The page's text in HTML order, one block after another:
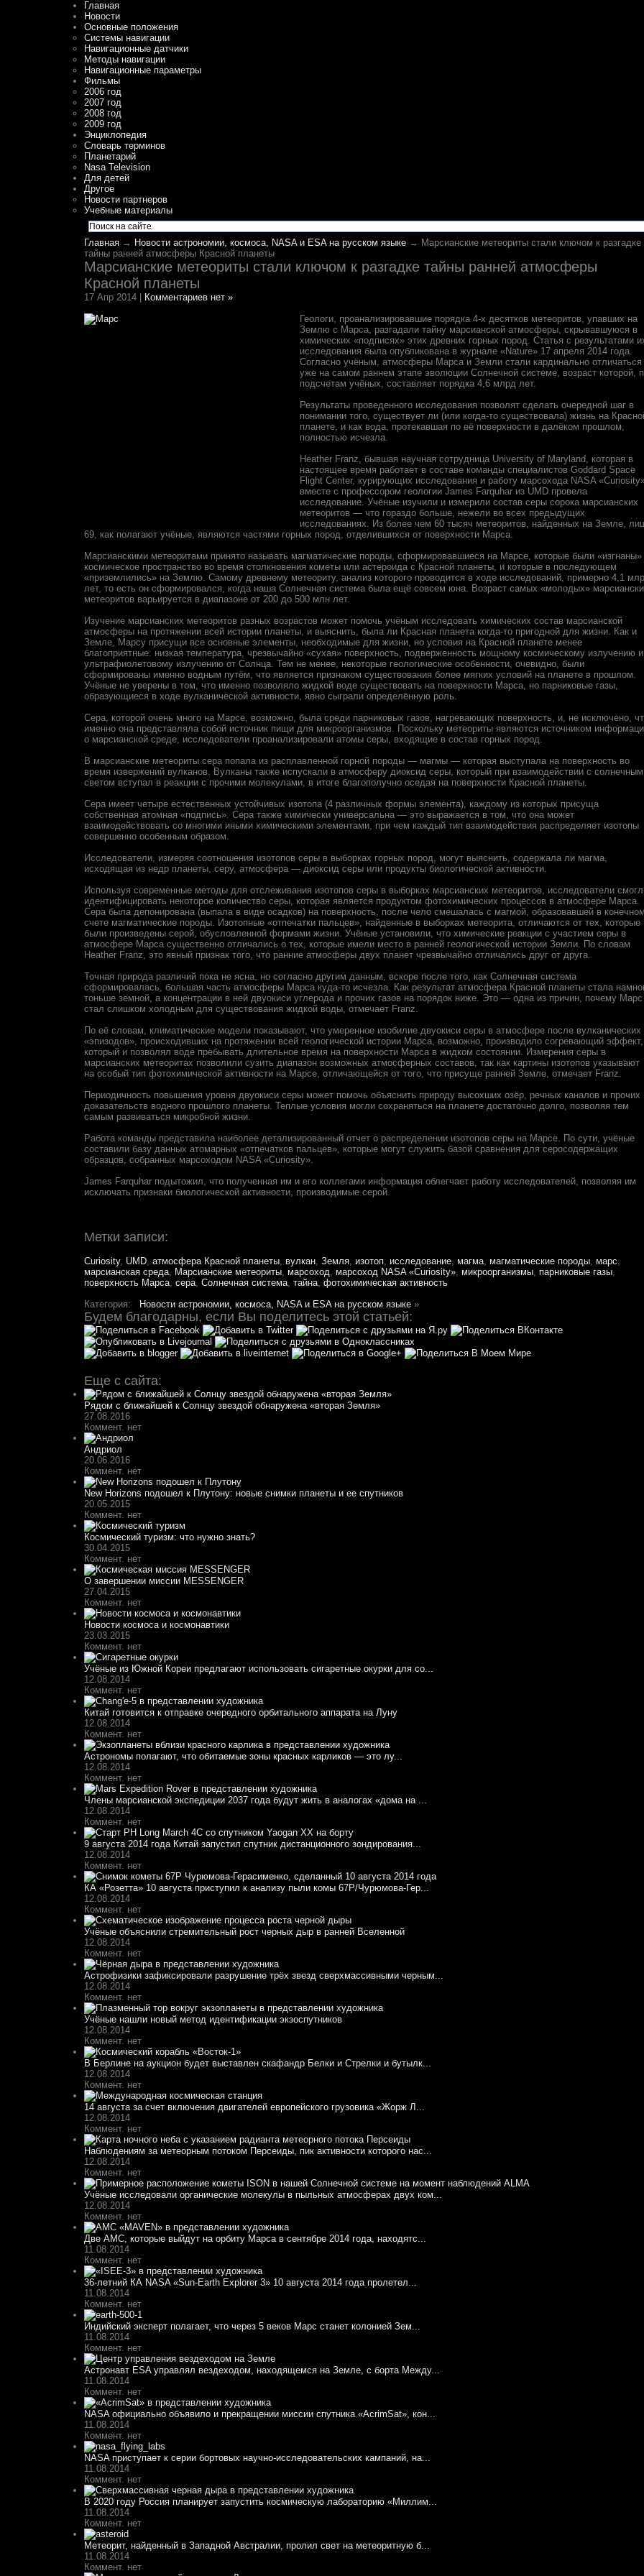
Главная
Новости
Основные положения
Системы навигации
Навигационные датчики
Методы навигации
Навигационные параметры
Фильмы
2006 год
2007 год
2008 год
2009 год
Энциклопедия
Словарь терминов
Планетарий
Nasa Television
Для детей
Другое
Новости партнеров
Учебные материалы
Главная → Новости астрономии, космоса, NASA и ESA на русском языке → Марсианские метеориты стали ключом к разгадке
тайны ранней атмосферы Красной планеты
Марсианские метеориты стали ключом к разгадке тайны ранней атмосферы
Красной планеты
17 Апр 2014 |
Комментариев нет »
Геологи, проанализировавшие порядка 4-х десятков метеоритов, упавших на
Землю с Марса, разгадали тайну марсианской атмосферы, скрывавшуюся в
химических «подписях» этих древних горных пород. Статья с результатами
исследования была опубликована в журнале «Nature» 17 апреля 2014 года.
Согласно учёным, атмосферы Марса и Земли стали кардинально отличаться
уже на самом раннем этапе эволюции Солнечной системе, возраст которой,
подсчетам учёных, составляет порядка 4,6 млрд лет.
Результаты проведенного исследования позволят сделать очередной шаг в
понимании того, существует ли (или когда-то существовала) жизнь на
планете, и как вода, протекавшая по её поверхности в далёком прошлом,
полностью исчезла.
Heather Franz, бывшая научная сотрудница University of Maryland, которая в
настоящее время работает в составе команды специалистов Goddard Space
Flight Center, курирующих исследования и работу марсохода NASA
вместе с профессором геологии James Farquhar из UMD провела
исследование. Учёные изучили и измерили состав серы сорока марсианских
метеоритов — что гораздо больше, нежели во всех предыдущих
исследованиях. Из более чем 60 тысяч метеоритов, найденных на Земле,
69, как полагают учёные, являются частями горных пород, отделившихся от поверхности Марса.
Марсианскими метеоритами принято называть магматические породы, сформировавшиеся на Марсе, которые были «изгнаны»
космическое пространство во время столкновения кометы или астероида с Красной планеты, и которые в последующем
«приземлились» на Землю. Самому древнему метеориту, анализ которого проводится в ходе исследований, примерно 4,1
лет, то есть он сформировался, когда наша Солнечная система была ещё совсем юна. Возраст самых «молодых»
метеоритов варьируется в диапазоне от 200 до 500 млн лет.
Изучение марсианских метеоритов разных возрастов может помочь учёным исследовать химических состав марсианской
атмосферы на протяжении всей истории планеты, и выяснить, была ли Красная планета когда-то пригодной для жизни. Как и
Земле, Марсу присущи все основные элементы, необходимые для жизни, но условия на Красной планете менее
благоприятные: низкая температура, чрезвычайно «сухая» поверхность, подверженность мощному космическому излучению и
ультрафиолетовому излучению от Солнца. Тем не менее, некоторые геологические особенности, очевидно, были
сформированы именно водным путём, что является признаком существования более мягких условий на планете в прошлом.
Учёные не уверены в том, что именно позволяло жидкой воде существовать на поверхности Марса, но парниковые газы,
образующиеся в ходе вулканической активности, явно сыграли определённую роль.
Сера, которой очень много на Марсе, возможно, была среди парниковых газов, нагревающих поверхность, и, не исключено,
именно она представляла собой источник пищи для микроорганизмов. Поскольку метеориты являются источником
о марсианской среде, исследователи проанализировали атомы серы, входящие в состав горных пород.
В марсианские метеориты сера попала из расплавленной горной породы — магмы — которая выступала на поверхность во
время извержений вулканов. Вулканы также испускали в атмосферу диоксид серы, который при взаимодействии с солнечным
светом вступал в реакции с прочими молекулами, в итоге благополучно оседая на поверхности Красной планеты.
Сера имеет четыре естественных устойчивых изотопа (4 различных формы элемента), каждому из которых присуща
собственная атомная «подпись». Сера также химически универсальна — это выражается в том, что она может
взаимодействовать со многими иными химическими элементами, при чем каждый тип взаимодействия распределяет изотопы
совершенно особенным образом.
Исследователи, измеряя соотношения изотопов серы в выборках горных пород, могут выяснить, содержала ли магма,
исходящая из недр планеты, серу, атмосфера — диоксид серы или продукты биологической активности.
Используя современные методы для отслеживания изотопов серы в выборках марсианских метеоритов, исследователи
идентифицировать некоторое количество серы, которая является продуктом фотохимических процессов в атмосфере Марса.
Сера была депонирована (выпала в виде осадков) на поверхность, после чело смешалась с магмой, образовавшей в
счете магматические породы. Изотопные «отпечатки пальцев», найденные в выборках метеорита, отличаются от тех, которые
были произведены серой, обусловленной формами жизни. Учёные установили, что химические реакции с участием серы в
атмосфере Марса существенно отличались о тех, которые имели место в ранней геологической истории Земли. По словам
Heather Franz, это явный признак того, что ранние атмосферы двух планет чрезвычайно отличались друг от друга.
Точная природа различий пока не ясна, но согласно другим данным, вскоре после того, как Солнечная система
сформировалась, большая часть атмосферы Марса куда-то исчезла. Как результат атмосфера Красной планеты стала
тоньше земной, а концентрации в ней двуокиси углерода и прочих газов на порядок ниже. Это — одна из причин, почему Марс
стал слишком холодным для существования жидкой воды, отмечает Franz.
По её словам, климатические модели показывают, что умеренное изобилие двуокиси серы в атмосфере после вулканических
«эпизодов», происходивших на протяжении всей геологической истории Марса, возможно, производило согревающий эффект,
который и позволял воде пребывать длительное время на поверхности Марса в жидком состоянии. Измерения серы в
марсианских метеоритах позволили сузить диапазон возможных атмосферных составов, так как картины изотопов указывают
на особый тип фотохимической активности на Марсе, отличающейся от того, что присуще ранней Земле, отмечает Franz.
Периодичность повышения уровня двуокиси серы может помочь объяснить природу высохших озёр, речных каналов и прочих
доказательств водного прошлого планеты. Теплые условия могли сохраняться на планете достаточно долго, позволяя тем
самым развиваться микробной жизни.
Работа команды представила наиболее детализированный отчет о распределении изотопов серы на Марсе. По сути, учёные
составили базу данных атомарных «отпечатков пальцев», которые могут служить базой сравнения для серосодержащих
образцов, собранных марсоходом NASA «Curiosity».
James Farquhar подытожил, что полученная им и его коллегами информация облегчает работу исследователей, позволяя им
исключать признаки биологической активности, производимые серой.
Метки записи:
Curiosity, UMD, атмосфера Красной планеты, вулкан, Земля, изотоп, исследование, магма, магматические породы, марс,
марсианская среда, Марсианские метеориты, марсоход, марсоход NASA «Curiosity», микроорганизмы, парниковые газы,
поверхность Марса, сера, Солнечная система, тайна, фотохимическая активность
Категория:
Новости астрономии, космоса, NASA и ESA на русском языке »
Будем благодарны, если Вы поделитесь этой статьей:
Еще с сайта:
Рядом с ближайшей к Солнцу звездой обнаружена «вторая Земля»
27.08.2016
Коммент. нет
Андриол
20.06.2016
Коммент. нет
New Horizons подошел к Плутону: новые снимки планеты и ее спутников
20.05.2015
Коммент. нет
Космический туризм: что нужно знать?
30.04.2015
Коммент. нет
О завершении миссии MESSENGER
27.04.2015
Коммент. нет
Новости космоса и космонавтики
23.03.2015
Коммент. нет
Учёные из Южной Кореи предлагают использовать сигаретные окурки для со...
12.08.2014
Коммент. нет
Китай готовится к отправке очередного орбитального аппарата на Луну
12.08.2014
Коммент. нет
Астрономы полагают, что обитаемые зоны красных карликов — это лу...
12.08.2014
Коммент. нет
Члены марсианской экспедиции 2037 года будут жить в аналогах «дома на ...
12.08.2014
Коммент. нет
9 августа 2014 года Китай запустил спутник дистанционного зондирования...
12.08.2014
Коммент. нет
КА «Розетта» 10 августа приступил к анализу пыли комы 67P/Чурюмова-Гер...
12.08.2014
Коммент. нет
Учёные объяснили стремительный рост черных дыр в ранней Вселенной
12.08.2014
Коммент. нет
Астрофизики зафиксировали разрушение трёх звезд сверхмассивными черным...
12.08.2014
Коммент. нет
Учёные нашли новый метод идентификации экзоспутников
12.08.2014
Коммент. нет
В Берлине на аукцион будет выставлен скафандр Белки и Стрелки и бутылк...
12.08.2014
Коммент. нет
14 августа за счет включения двигателей европейского грузовика «Жорж Л...
12.08.2014
Коммент. нет
Наблюдениям за метеорным потоком Персеиды, пик активности которого нас...
12.08.2014
Коммент. нет
Учёные исследовали органические молекулы в пыльных атмосферах двух ком...
12.08.2014
Коммент. нет
Две АМС, которые выйдут на орбиту Марса в сентябре 2014 года, находятс...
11.08.2014
Коммент. нет
36-летний КА NASA «Sun-Earth Explorer 3» 10 августа 2014 года пролетел...
11.08.2014
Коммент. нет
Индийский эксперт полагает, что через 5 веков Марс станет колонией Зем...
11.08.2014
Коммент. нет
Астронавт ESA управлял вездеходом, находящемся на Земле, с борта Между...
11.08.2014
Коммент. нет
NASA официально объявило и прекращении миссии спутника «AcrimSat», кон...
11.08.2014
Коммент. нет
NASA приступает к серии бортовых научно-исследовательских кампаний, на...
11.08.2014
Коммент. нет
В 2020 году Россия планирует запустить космическую лабораторию «Миллим...
11.08.2014
Коммент. нет
Метеорит, найденный в Западной Австралии, пролил свет на метеоритную б...
11.08.2014
Коммент. нет